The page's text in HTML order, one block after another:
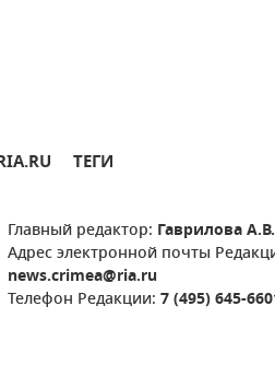
ТЕГИ
Главный редактор: Гаврилова А.В.
Адрес электронной почты
news.crimea@ria.ru
Телефон Редакции: 7 (495) 645-